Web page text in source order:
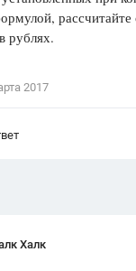
рублях.
2017
Халк